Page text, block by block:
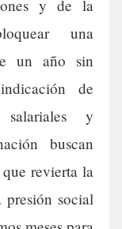
y de la
una
un año sin
de
salariales y
buscan
que revierta la
social